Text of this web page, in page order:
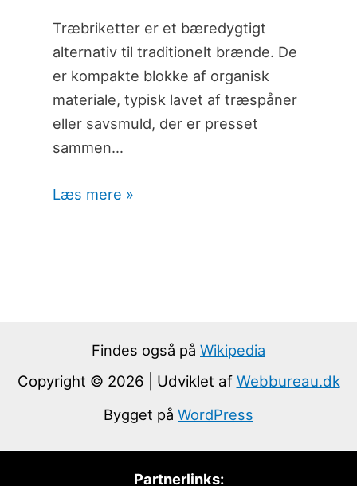
Træbriketter er et bæredygtigt
alternativ til traditionelt brænde. De
er kompakte blokke af organisk
materiale, typisk lavet af træspåner
eller savsmuld, der er presset
sammen…
Læs mere »
Findes også på Wikipedia
Copyright © 2026 | Udviklet af Webbureau.dk
Bygget på WordPress
Partnerlinks: